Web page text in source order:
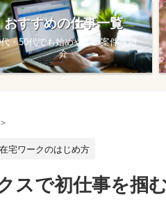
おすすめの仕事一覧
・50代でも始めやすい案件を紹
介
>
在宅ワークのはじめ方
スで初仕事を掴